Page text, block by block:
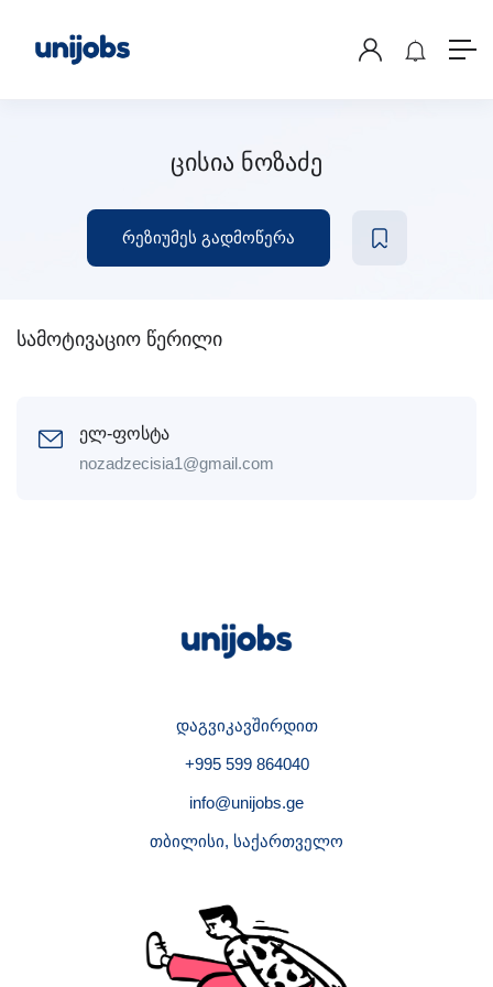
ცისია ნოზაძე
რეზიუმეს გადმოწერა
სამოტივაციო წერილი
ელ-ფოსტა
nozadzecisia1@gmail.com
დაგვიკავშირდით
+995 599 864040
info@unijobs.ge
თბილისი, საქართველო